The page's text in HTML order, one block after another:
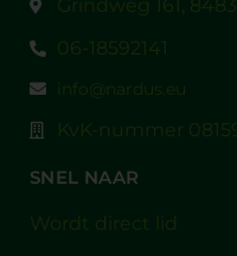
Grindweg 161,
06-18592141
info@nardus.eu
KvK-nummer
SNEL NAAR
Wordt direct lid